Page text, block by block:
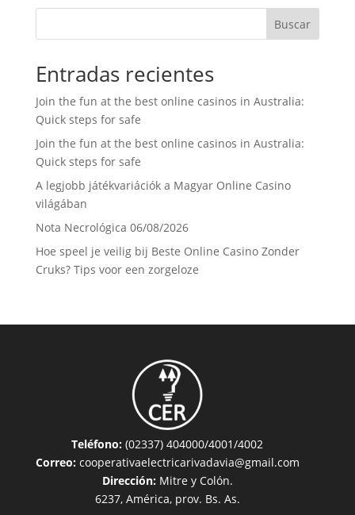
Buscar
Entradas recientes
Join the fun at the best online casinos in Australia:
Quick steps for safe
Join the fun at the best online casinos in Australia:
Quick steps for safe
A legjobb játékvariációk a Magyar Online Casino
világában
Nota Necrológica 06/08/2026
Hoe speel je veilig bij Beste Online Casino Zonder
Cruks? Tips voor een zorgeloze
Teléfono: (02337) 404000/4001/4002
Correo:cooperativaelectricarivadavia@gmail.com
Dirección: Mitre y Colón.
6237, América, prov. Bs. As.